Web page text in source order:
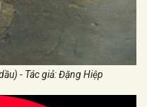
- Tác giả: Đặng Hiệp